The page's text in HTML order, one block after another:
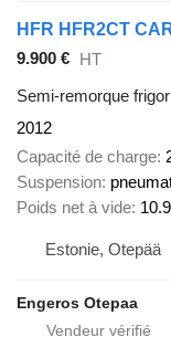
HFR HFR2CT
9.900 €
HT
Semi-remorque
2012
Capacité de charge
Suspension
Poids net à vide
Estonie, Otepää
Engeros Otepaa